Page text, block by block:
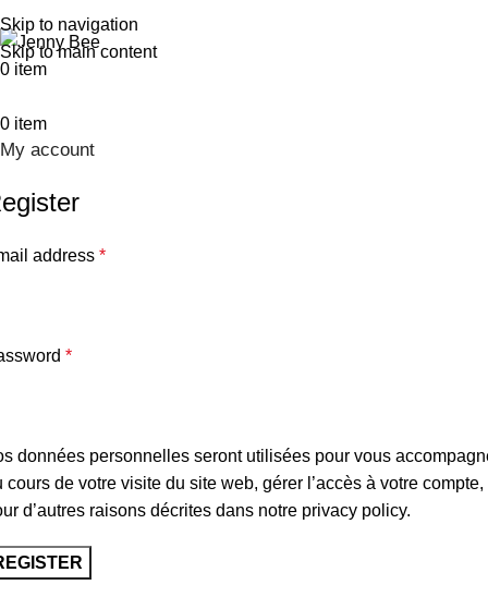
Skip to navigation
Skip to main content
0 item
0 item
My account
address *
*
données personnelles seront utilisées pour vous
cours de votre visite du site web, gérer l’accès à votre compte,
d’autres raisons décrites dans notre privacy policy.